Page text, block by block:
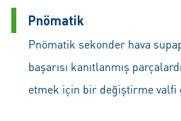
Pnömatik
Pnömatik sekonder hava
başarısı kanıtlanmış
etmek için bir değiştirme valfi